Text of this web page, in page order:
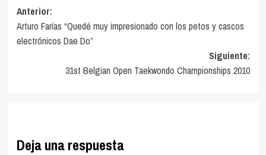
Navegación
de
entradas
Anterior:
Arturo Farías “Quedé muy impresionado con los petos y cascos
electrónicos Dae Do”
Siguiente:
31st Belgian Open Taekwondo Championships 2010
Deja una respuesta